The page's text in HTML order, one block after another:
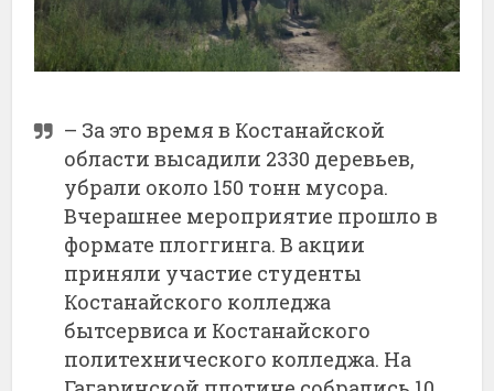
– За это время в Костанайской
области высадили 2330 деревьев,
убрали около 150 тонн мусора.
Вчерашнее мероприятие прошло в
формате плоггинга. В акции
приняли участие студенты
Костанайского колледжа
бытсервиса и Костанайского
политехнического колледжа. На